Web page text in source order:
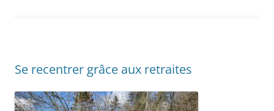
Se recentrer grâce aux retraites